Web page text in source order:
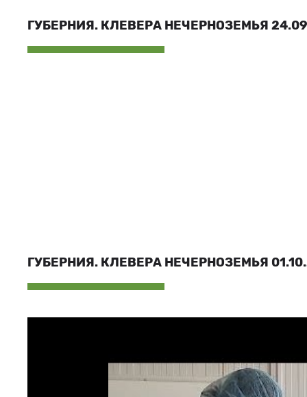
ГУБЕРНИЯ. КЛЕВЕРА НЕЧЕРНОЗЕМЬЯ
ГУБЕРНИЯ. КЛЕВЕРА НЕЧЕРНОЗЕМЬЯ